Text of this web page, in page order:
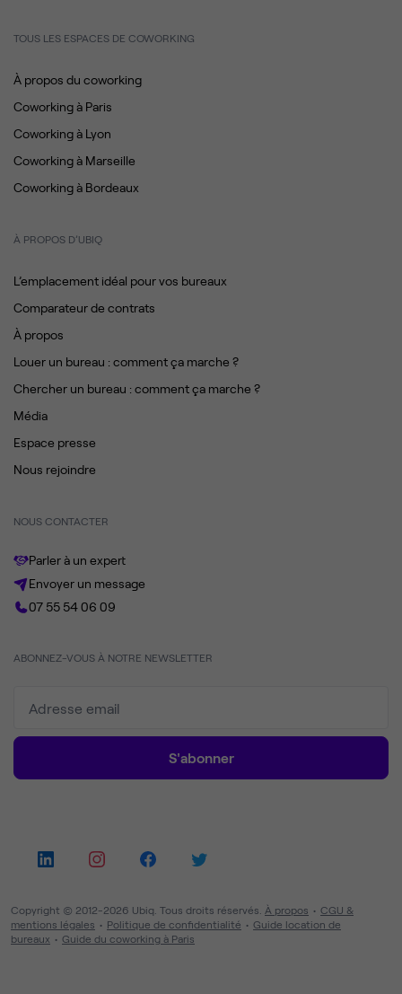
TOUS LES ESPACES DE COWORKING
À propos du coworking
Coworking à Paris
Coworking à Lyon
Coworking à Marseille
Coworking à Bordeaux
À PROPOS D’UBIQ
L’emplacement idéal pour vos bureaux
Comparateur de contrats
À propos
Louer un bureau : comment ça marche ?
Chercher un bureau : comment ça marche ?
Média
Espace presse
Nous rejoindre
NOUS CONTACTER
Parler à un expert
Envoyer un message
07 55 54 06 09
ABONNEZ-VOUS À NOTRE NEWSLETTER
S'abonner
Copyright © 2012-2026 Ubiq. Tous droits réservés. À propos
CGU &
mentions légales
Politique de confidentialité
Guide location de
bureaux
Guide du coworking à Paris